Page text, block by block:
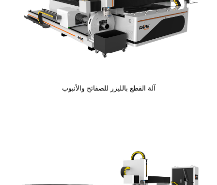
آلة القطع بالليزر للصفائح والأنبوب